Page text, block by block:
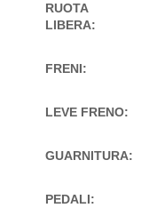
RUOTA
LIBERA:
FRENI:
LEVE FRENO:
GUARNITURA:
PEDALI: